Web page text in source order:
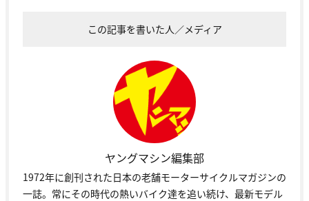
この記事を書いた人／メディア
ヤングマシン編集部
1972年に創刊された日本の老舗モーターサイクルマガジンの
一誌。常にその時代の熱いバイク達を追い続け、最新モデル